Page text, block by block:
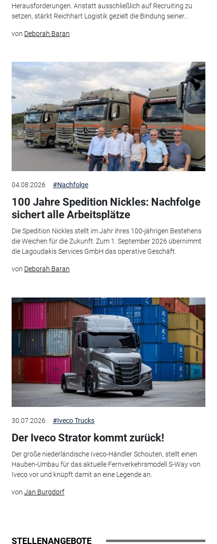
Herausforderungen. Anstatt ausschließlich auf Recruiting zu
setzen, stärkt Reichhart Logistik gezielt die Bindung seiner...
von Deborah Baran
04.08.2026 #Nachfolge
100 Jahre Spedition Nickles: Nachfolge
sichert alle Arbeitsplätze
Die Spedition Nickles stellt im Jahr ihres 100-jährigen Bestehens
die Weichen für die Zukunft: Zum 1. September 2026 übernimmt
die Lagoudakis Services GmbH das operative Geschäft.
von Deborah Baran
30.07.2026 #Iveco Trucks
Der Iveco Strator kommt zurück!
Der große niederländische Iveco-Händler Schouten, stellt einen
Hauben-Umbau für das aktuelle Fernverkehrsmodell S-Way von
Iveco vor und knüpft damit an eine Legende an.
von Jan Burgdorf
STELLENANGEBOTE